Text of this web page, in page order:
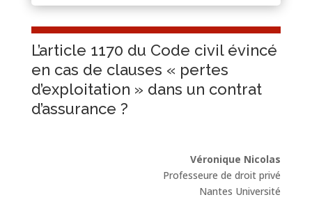
L’article 1170 du Code civil évincé
en cas de clauses « pertes
d’exploitation » dans un contrat
d’assurance ?
Véronique Nicolas
Professeure de droit privé
Nantes Université